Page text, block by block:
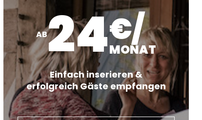
AB24€/
MONAT
Einfach inserieren &
erfolgreich Gäste empfangen